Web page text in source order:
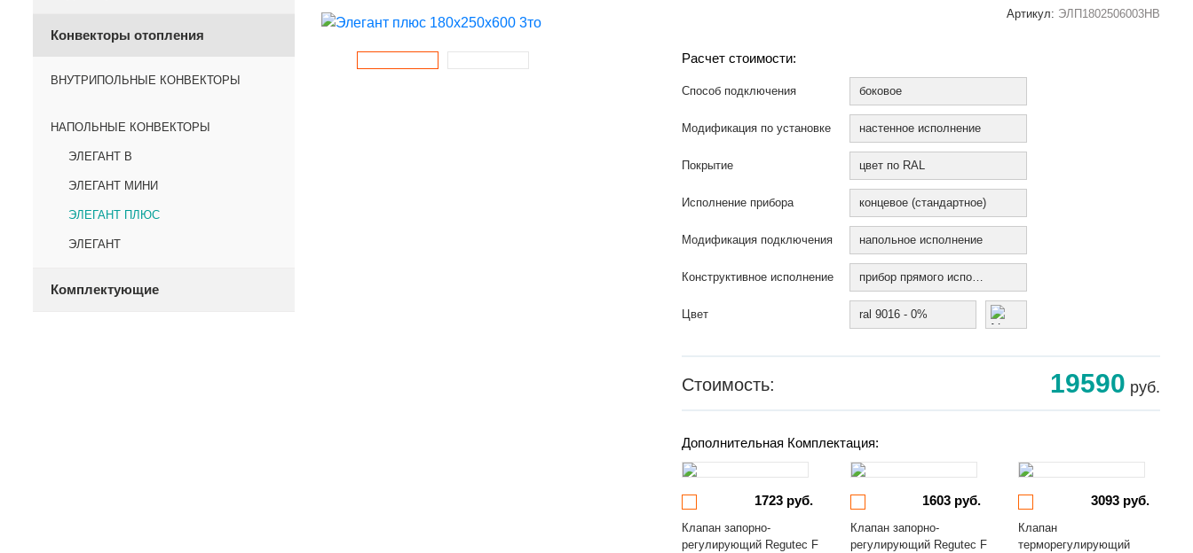
Конвекторы отопления
ВНУТРИПОЛЬНЫЕ КОНВЕКТОРЫ
НАПОЛЬНЫЕ КОНВЕКТОРЫ
ЭЛЕГАНТ В
ЭЛЕГАНТ МИНИ
ЭЛЕГАНТ ПЛЮС
ЭЛЕГАНТ
Комплектующие
Артикул: ЭЛП1802506003НВ
Расчет стоимости:
Способ подключения боковое
Модификация по установке настенное исполнение
Покрытие цвет по RAL
Исполнение прибора концевое (стандартное)
Модификация подключения напольное исполнение
Конструктивное исполнение прибор прямого исполнения
Цвет ral 9016 - 0%
Стоимость: 19590 руб.
Дополнительная Комплектация:
1723 руб.
Клапан запорно-
регулирующий Regutec F
1603 руб.
Клапан запорно-
регулирующий Regutec F
3093 руб.
Клапан
терморегулирующий